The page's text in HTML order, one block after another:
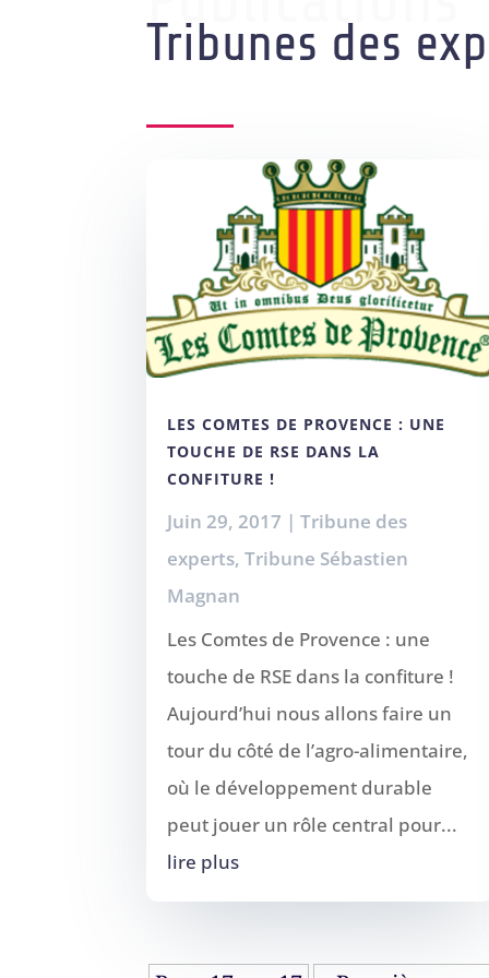
Tribunes des
LES COMTES DE PROVENCE : UNE
TOUCHE DE RSE DANS LA
CONFITURE !
Juin 29, 2017 |Tribune des
experts,Tribune Sébastien
Magnan
Les Comtes de Provence : une
touche de RSE dans la confiture !
Aujourd’hui nous allons faire un
tour du côté de l’agro-alimentaire,
où le développement durable
peut jouer un rôle central pour...
lire plus